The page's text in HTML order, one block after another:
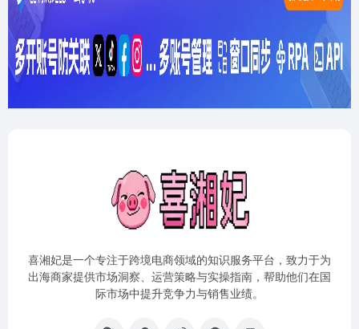
喜湘妃是一个专注于跨境电商领域的知识服务平台，致力于为
出海商家提供市场洞察、运营策略与实操指南，帮助他们在国
际市场中提升竞争力与销售业绩。